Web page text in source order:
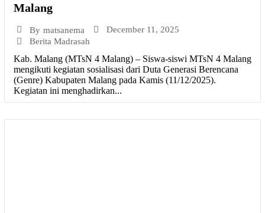
Malang
By matsanema
December 11, 2025
Berita Madrasah
Kab. Malang (MTsN 4 Malang) – Siswa-siswi MTsN 4 Malang
mengikuti kegiatan sosialisasi dari Duta Generasi Berencana
(Genre) Kabupaten Malang pada Kamis (11/12/2025).
Kegiatan ini menghadirkan...